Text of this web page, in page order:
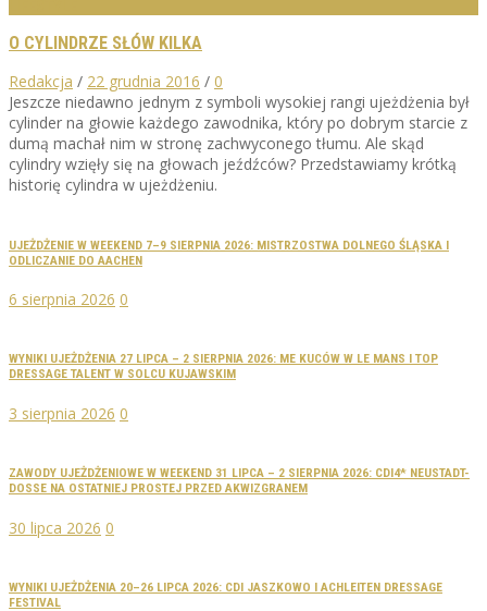
O CYLINDRZE SŁÓW KILKA
Redakcja / 22 grudnia 2016 / 0
Jeszcze niedawno jednym z symboli wysokiej rangi ujeżdżenia był
cylinder na głowie każdego zawodnika, który po dobrym starcie z
dumą machał nim w stronę zachwyconego tłumu. Ale skąd
cylindry wzięły się na głowach jeźdźców? Przedstawiamy krótką
historię cylindra w ujeżdżeniu.
UJEŻDŻENIE W WEEKEND 7–9 SIERPNIA 2026: MISTRZOSTWA DOLNEGO ŚLĄSKA I
ODLICZANIE DO AACHEN
6 sierpnia 2026 0
WYNIKI UJEŻDŻENIA 27 LIPCA – 2 SIERPNIA 2026: ME KUCÓW W LE MANS I TOP
DRESSAGE TALENT W SOLCU KUJAWSKIM
3 sierpnia 2026 0
ZAWODY UJEŻDŻENIOWE W WEEKEND 31 LIPCA – 2 SIERPNIA 2026: CDI4* NEUSTADT-
DOSSE NA OSTATNIEJ PROSTEJ PRZED AKWIZGRANEM
30 lipca 2026 0
WYNIKI UJEŻDŻENIA 20–26 LIPCA 2026: CDI JASZKOWO I ACHLEITEN DRESSAGE
FESTIVAL